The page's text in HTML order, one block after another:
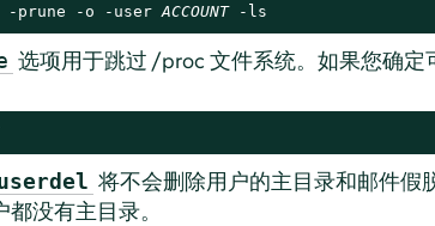
prune -o -user ACCOUNT -ls
选项用于跳过 /proc 文件系统。如果您确
将不会删除用户的主目录和邮件假
没有主目录。